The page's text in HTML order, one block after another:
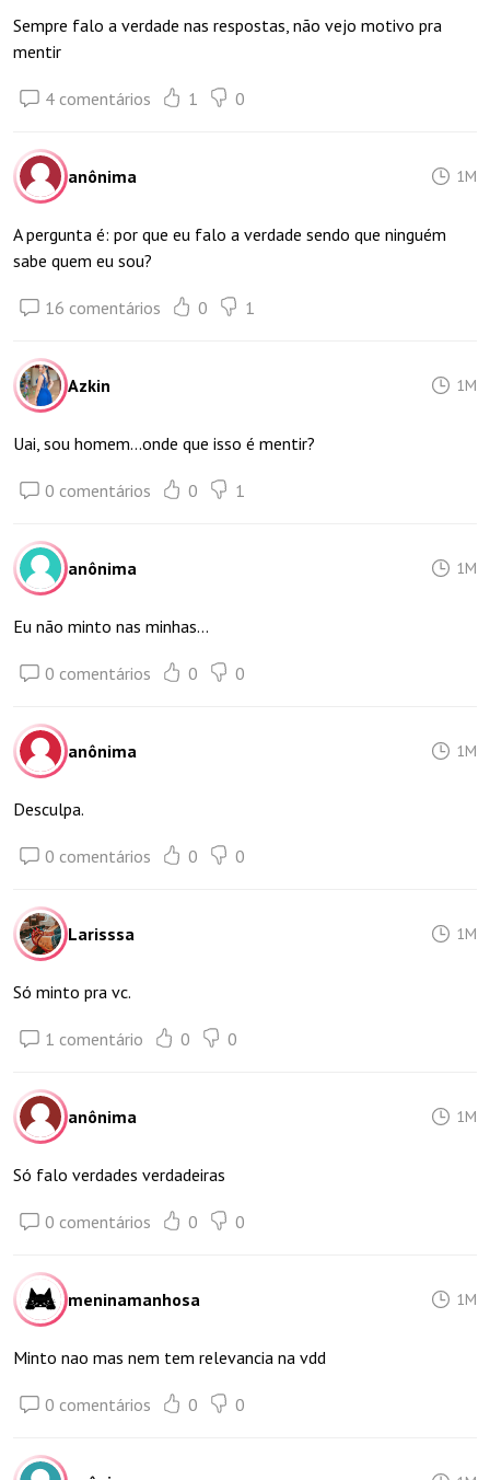
Sempre falo a verdade nas respostas, não vejo motivo pra
mentir
4 comentários 1 0
anônima 1M
A pergunta é: por que eu falo a verdade sendo que ninguém
sabe quem eu sou?
16 comentários 0 1
Azkin 1M
Uai, sou homem...onde que isso é mentir?
0 comentários 0 1
anônima 1M
Eu não minto nas minhas...
0 comentários 0 0
anônima 1M
Desculpa.
0 comentários 0 0
Larisssa 1M
Só minto pra vc.
1 comentário 0 0
anônima 1M
Só falo verdades verdadeiras
0 comentários 0 0
meninamanhosa 1M
Minto nao mas nem tem relevancia na vdd
0 comentários 0 0